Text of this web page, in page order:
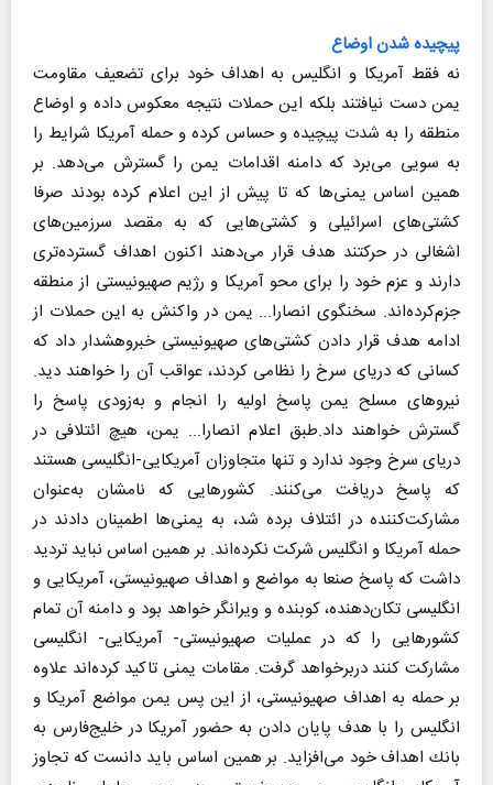
پیچیده شدن اوضاع
نه فقط آمریكا و انگلیس به اهداف خود برای تضعیف مقاومت
یمن دست نیافتند بلكه این حملات نتیجه معكوس داده و اوضاع
منطقه را به شدت پیچیده و حساس كرده و حمله آمریكا شرایط را
به سویی می‌برد كه دامنه اقدامات یمن را گسترش می‌دهد. بر
همین اساس یمنی‌ها كه تا پیش از این اعلام كرده‌ بودند صرفا
كشتی‌های اسرائیلی و كشتی‌هایی كه به مقصد سرزمین‌های
اشغالی در حركتند هدف قرار می‌دهند اكنون اهداف گسترده‌تری
دارند و عزم خود را برای محو آمریكا و رژیم صهیونیستی از منطقه
جزم‌كرده‌اند. سخنگوی انصارا... یمن در واكنش به این حملات از
ادامه هدف قرار دادن كشتی‌های صهیونیستی خبر‌و‌هشدار داد که
كسانی كه دریای سرخ را نظامی كردند، عواقب آن را خواهند دید.
نیروهای مسلح یمن پاسخ اولیه را انجام و به‌زودی پاسخ را
گسترش خواهند داد.طبق اعلام انصارا... یمن، هیچ ائتلافی در
دریای سرخ وجود ندارد و تنها متجاوزان آمریكایی-انگلیسی هستند
كه پاسخ دریافت می‌كنند. كشورهایی كه نامشان به‌عنوان
مشاركت‌كننده در ائتلاف برده شد، به یمنی‌ها اطمینان دادند در
حمله آمریكا و انگلیس شركت نكرده‌اند. بر همین اساس نباید تردید
داشت كه پاسخ صنعا به مواضع و اهداف صهیونیستی، آمریكایی و
انگلیسی تكان‌دهنده، كوبنده و ویرانگر خواهد بود و دامنه آن تمام
كشورهایی را كه در عملیات صهیونیستی- آمریكایی- انگلیسی
مشاركت كنند دربرخواهد گرفت. مقامات یمنی تاكید كرده‌اند علاوه
بر حمله به اهداف صهیونیستی، از این پس یمن مواضع آمریكا و
انگلیس را با هدف پایان دادن به حضور آمریكا در خلیج‌فارس به
بانك اهداف خود می‌افزاید. بر همین اساس باید دانست كه تجاوز